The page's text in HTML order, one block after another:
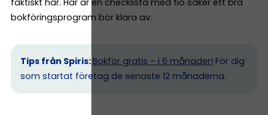
bokföringsprogram bör klara av.
Tips från Spiris: Bokför gratis – i 6 månader! För dig
som startat företag de senaste 12 månaderna.